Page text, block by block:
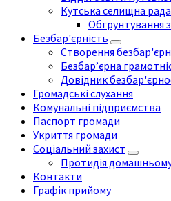
Кутська селищна рада
Обгрунтування
Безбар'єрність
Створення
Безбар’єрна
Довідник
Громадські слухання
Комунальні підприємства
Паспорт громади
Укриття громади
Соціальний захист
Протидія
Контакти
Графік прийому